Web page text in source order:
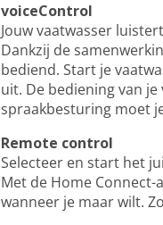
voiceControl
Jouw vaatwasser
Dankzij de
bediend. Start je
uit. De bediening van
spraakbesturing moet
Remote control
Selecteer en start het
Met de Home
wanneer je maar wilt.